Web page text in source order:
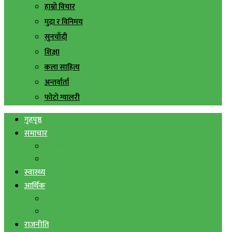
हाम्रो विचार
मुद्रा र विनिमय
सुनचाँदी
शिक्षा
कला साहित्य
अन्तर्वार्ता
फोटो ग्यालरी
गृहपृष्ठ
समाचार
स्वास्थ्य
आर्थिक
राजनीति